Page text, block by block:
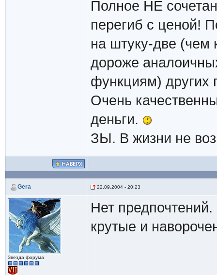
Полное НЕ
перегиб с ценой!
на штуку-две (чем
дороже
функциям) других
Очень
деньги.
ЗЫ. В жизни не
Gera 22.09.2004 - 20:23
Звезда форума
Нет
крутые и